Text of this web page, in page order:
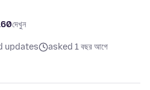
দেখুন
updates
asked 1 বছর আগে